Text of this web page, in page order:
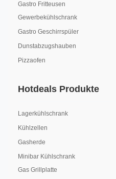
Gastro Fritteusen
Gewerbekühlschrank
Gastro Geschirrspüler
Dunstabzugshauben
Pizzaofen
Hotdeals Produkte
Lagerkühlschrank
Kühlzellen
Gasherde
Minibar Kühlschrank
Gas Grillplatte